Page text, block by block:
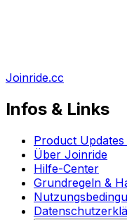
Joinride.cc
Infos & Links
Product
Über Joinride
Hilfe-Center
Grundregeln &